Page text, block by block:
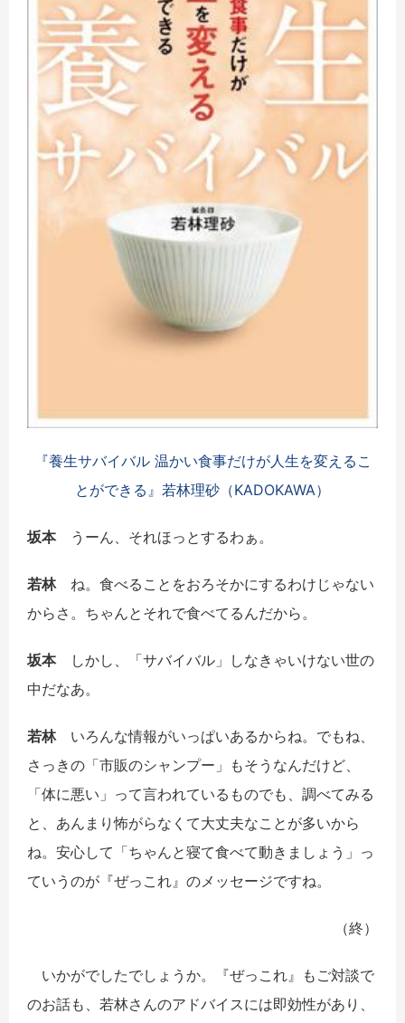
『養生サバイバル 温かい食事だけが人生を変えるこ
とができる』若林理砂（KADOKAWA）
坂本うーん、それほっとするわぁ。
若林ね。食べることをおろそかにするわけじゃない
からさ。ちゃんとそれで食べてるんだから。
坂本しかし、「サバイバル」しなきゃいけない世の
中だなあ。
若林いろんな情報がいっぱいあるからね。でもね、
さっきの「市販のシャンプー」もそうなんだけど、
「体に悪い」って言われているものでも、調べてみる
と、あんまり怖がらなくて大丈夫なことが多いから
ね。安心して「ちゃんと寝て食べて動きましょう」っ
ていうのが『ぜっこれ』のメッセージですね。
（終）
いかがでしたでしょうか。『ぜっこれ』もご対談で
のお話も、若林さんのアドバイスには即効性があり、